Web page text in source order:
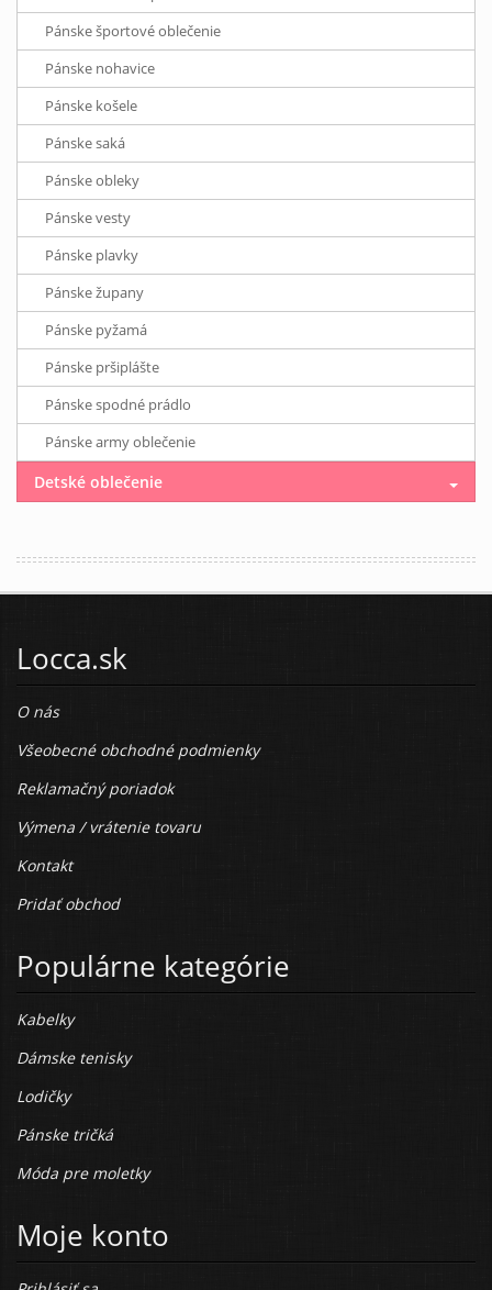
Pánske športové oblečenie
Pánske nohavice
Pánske košele
Pánske saká
Pánske obleky
Pánske vesty
Pánske plavky
Pánske župany
Pánske pyžamá
Pánske pršiplášte
Pánske spodné prádlo
Pánske army oblečenie
Detské oblečenie
Locca.sk
O nás
Všeobecné obchodné podmienky
Reklamačný poriadok
Výmena / vrátenie tovaru
Kontakt
Pridať obchod
Populárne kategórie
Kabelky
Dámske tenisky
Lodičky
Pánske tričká
Móda pre moletky
Moje konto